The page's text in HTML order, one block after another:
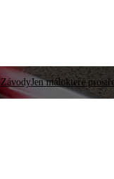
ZávodyJen málokteré